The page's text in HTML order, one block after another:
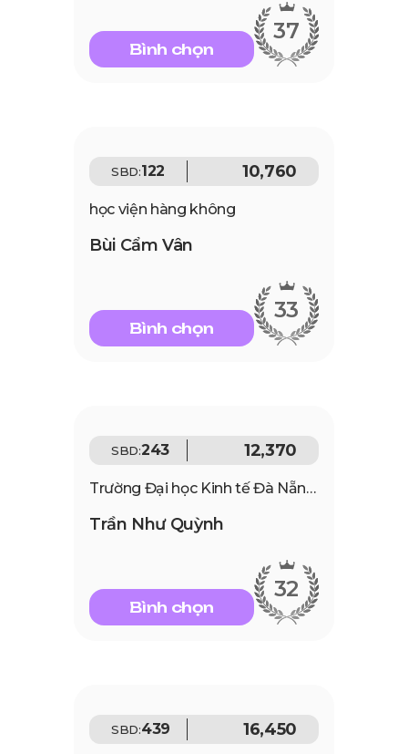
Bình chọn
37
SBD:122 10,760
học viện hàng không
Bùi Cẩm Vân
Bình chọn
33
SBD:243 12,370
Trường Đại học Kinh tế Đà Nẵng - Đại học Đà Nẵng
Trần Như Quỳnh
Bình chọn
32
SBD:439 16,450